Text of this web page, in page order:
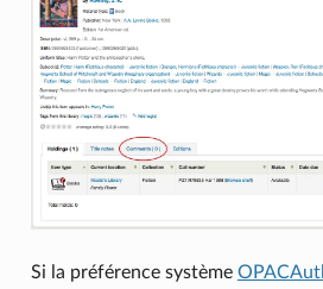
Si la préférence système